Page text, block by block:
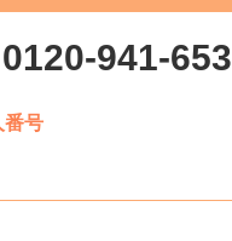
0120-941-653
番号